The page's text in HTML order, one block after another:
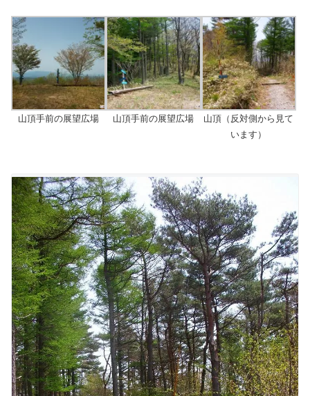
山頂手前の展望広場 山頂手前の展望広場
山頂（反対側から見て
います）